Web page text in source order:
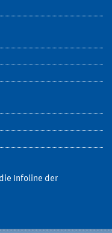
Infoline der